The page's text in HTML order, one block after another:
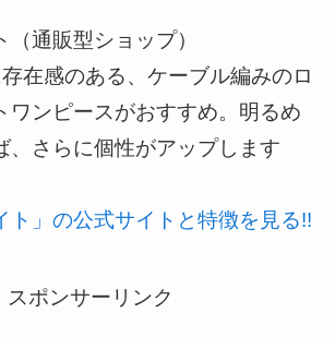
通販型ショップ）
在感のある、ケーブル編みのロ
ワンピースがおすすめ。明るめ
、さらに個性がアップします
ト」の公式サイトと特徴を見る!!
スポンサーリンク